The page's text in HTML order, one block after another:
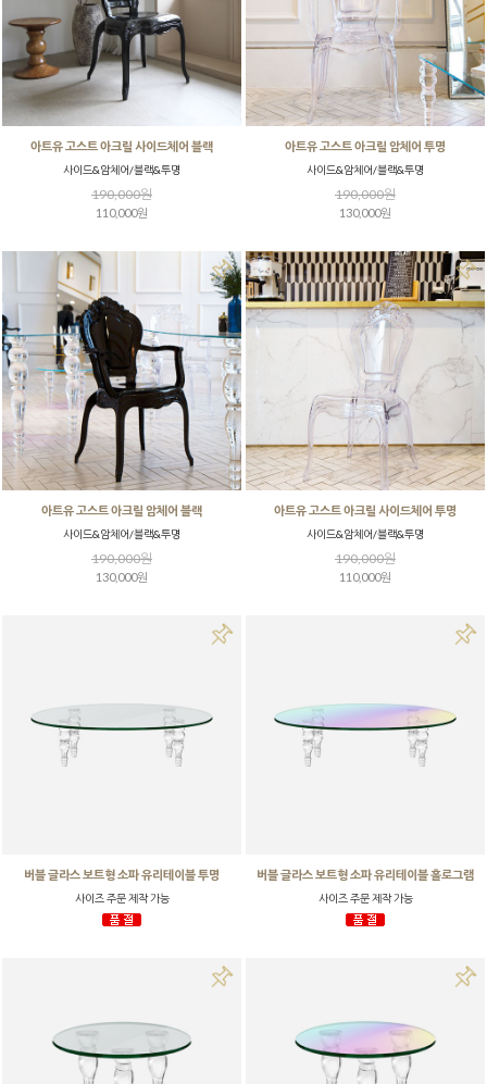
아트유 고스트 아크릴 사이드체어 블랙
사이드&암체어/블랙&투명
190,000원
110,000원
아트유 고스트 아크릴 암체어 투명
사이드&암체어/블랙&투명
190,000원
130,000원
아트유 고스트 아크릴 암체어 블랙
사이드&암체어/블랙&투명
190,000원
130,000원
아트유 고스트 아크릴 사이드체어 투명
사이드&암체어/블랙&투명
190,000원
110,000원
버블 글라스 보트형 소파 유리테이블 투명
사이즈 주문 제작 가능
버블 글라스 보트형 소파 유리테이블 홀로그램
사이즈 주문 제작 가능